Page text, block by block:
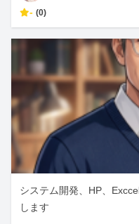
- (0)
システム開発、HP、
します